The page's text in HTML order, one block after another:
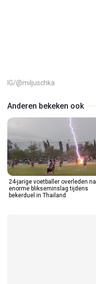
IG/@miljuschka
Anderen bekeken ook
24-jarige voetballer overleden na
enorme blikseminslag tijdens
bekerduel in Thailand